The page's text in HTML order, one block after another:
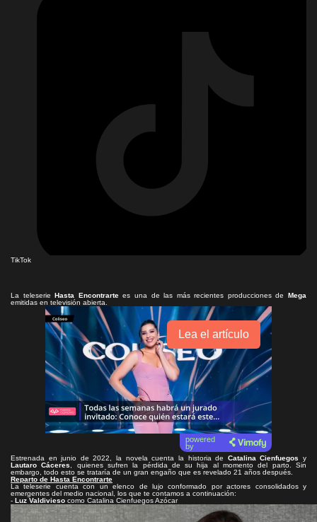
TikTok
La teleserieHasta Encontrartees una de las más recientes producciones deMega
emitidas en televisión abierta.
Lea el artículo
powered
by
Estrenada en junio de 2022, la novela cuenta la historia de Catalina Cienfuegos
y
Lautaro Cáceres
, quienes sufren la pérdida de su hija al momento del parto. Sin
embargo, todo esto se trataría de un gran engaño que es revelado 21 años después.
Reparto de Hasta Encontrarte
La teleserie cuenta con un elenco de lujo conformado por actores consolidados y
emergentes del medio nacional, los que te contamos a continuación:
- Luz Valdivieso como Catalina Cienfuegos Azócar